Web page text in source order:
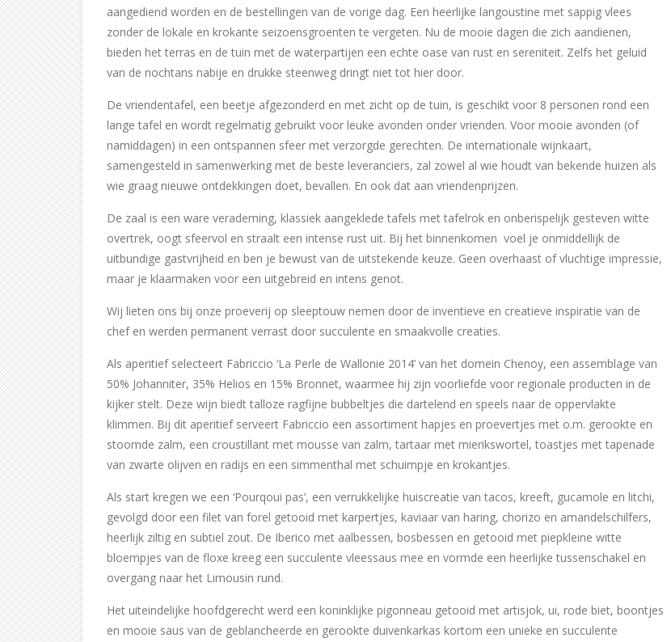
aangediend worden en de bestellingen van de vorige dag. Een heerlijke langoustine met sappig vlees
zonder de lokale en krokante seizoensgroenten te vergeten. Nu de mooie dagen die zich aandienen,
bieden het terras en de tuin met de waterpartijen een echte oase van rust en sereniteit. Zelfs het geluid
van de nochtans nabije en drukke steenweg dringt niet tot hier door.
De vriendentafel, een beetje afgezonderd en met zicht op de tuin, is geschikt voor 8 personen rond een
lange tafel en wordt regelmatig gebruikt voor leuke avonden onder vrienden. Voor mooie avonden (of
namiddagen) in een ontspannen sfeer met verzorgde gerechten. De internationale wijnkaart,
samengesteld in samenwerking met de beste leveranciers, zal zowel al wie houdt van bekende huizen als
wie graag nieuwe ontdekkingen doet, bevallen. En ook dat aan vriendenprijzen.
De zaal is een ware verademing, klassiek aangeklede tafels met tafelrok en onberispelijk gesteven witte
overtrek, oogt sfeervol en straalt een intense rust uit. Bij het binnenkomen voel je onmiddellijk de
uitbundige gastvrijheid en ben je bewust van de uitstekende keuze. Geen overhaast of vluchtige impressie,
maar je klaarmaken voor een uitgebreid en intens genot.
Wij lieten ons bij onze proeverij op sleeptouw nemen door de inventieve en creatieve inspiratie van de
chef en werden permanent verrast door succulente en smaakvolle creaties.
Als aperitief selecteert Fabriccio ‘La Perle de Wallonie 2014’ van het domein Chenoy, een assemblage van
50% Johanniter, 35% Helios en 15% Bronnet, waarmee hij zijn voorliefde voor regionale producten in de
kijker stelt. Deze wijn biedt talloze ragfijne bubbeltjes die dartelend en speels naar de oppervlakte
klimmen. Bij dit aperitief serveert Fabriccio een assortiment hapjes en proevertjes met o.m. gerookte en
stoomde zalm, een croustillant met mousse van zalm, tartaar met mierikswortel, toastjes met tapenade
van zwarte olijven en radijs en een simmenthal met schuimpje en krokantjes.
Als start kregen we een ‘Pourqoui pas’, een verrukkelijke huiscreatie van tacos, kreeft, gucamole en litchi,
gevolgd door een filet van forel getooid met karpertjes, kaviaar van haring, chorizo en amandelschilfers,
heerlijk ziltig en subtiel zout. De Iberico met aalbessen, bosbessen en getooid met piepkleine witte
bloempjes van de floxe kreeg een succulente vleessaus mee en vormde een heerlijke tussenschakel en
overgang naar het Limousin rund.
Het uiteindelijke hoofdgerecht werd een koninklijke pigonneau getooid met artisjok, ui, rode biet, boontjes
en mooie saus van de geblancheerde en gerookte duivenkarkas kortom een unieke en succulente